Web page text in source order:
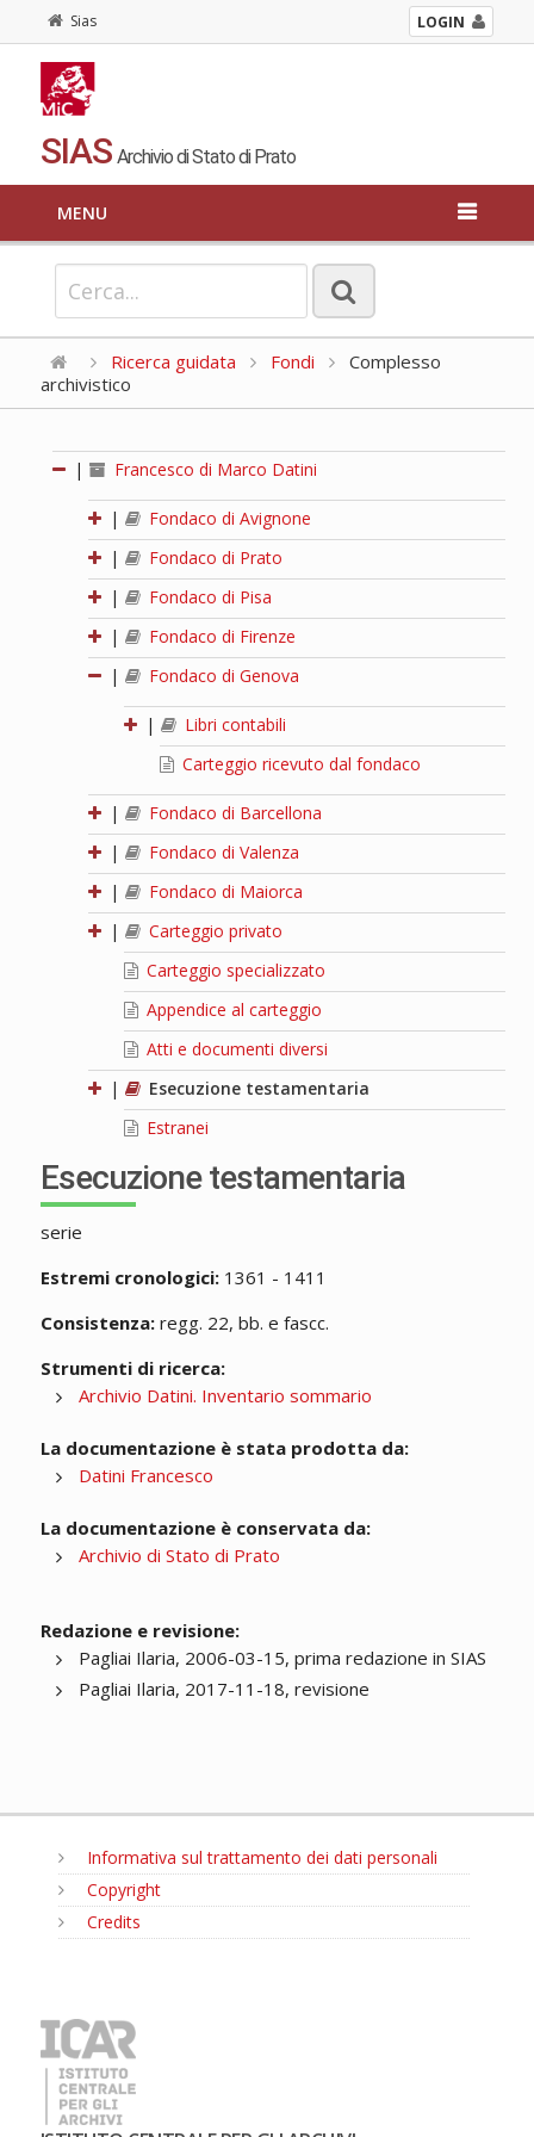
Sias LOGIN
SIAS Archivio di Stato di Prato
MENU
Ricerca guidata Fondi
Complesso
archivistico
| Francesco di Marco Datini
|
Fondaco di Avignone
|
Fondaco di Prato
|
Fondaco di Pisa
|
Fondaco di Firenze
|
Fondaco di Genova
|
Libri contabili
Carteggio ricevuto dal fondaco
|
Fondaco di Barcellona
|
Fondaco di Valenza
|
Fondaco di Maiorca
|
Carteggio privato
Carteggio specializzato
Appendice al carteggio
Atti e documenti diversi
|
Esecuzione testamentaria
Estranei
Esecuzione testamentaria
serie
Estremi cronologici:1361 - 1411
Consistenza:regg. 22, bb. e fascc.
Strumenti di ricerca:
Archivio Datini. Inventario sommario
La documentazione è stata prodotta da:
Datini Francesco
La documentazione è conservata da:
Archivio di Stato di Prato
Redazione e revisione:
Pagliai Ilaria, 2006-03-15, prima redazione in SIAS
Pagliai Ilaria, 2017-11-18, revisione
Informativa sul trattamento dei dati personali
Copyright
Credits